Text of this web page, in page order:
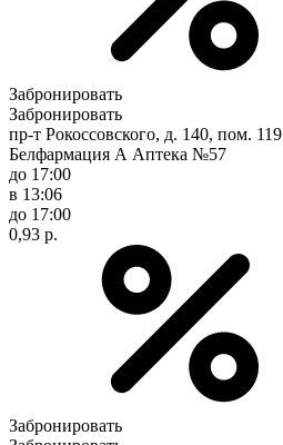
Забронировать
Забронировать
пр-т Рокоссовского, д. 140, пом. 119
Белфармация А Аптека №57
до 17:00
в 13:06
до 17:00
0,93 р.
Забронировать